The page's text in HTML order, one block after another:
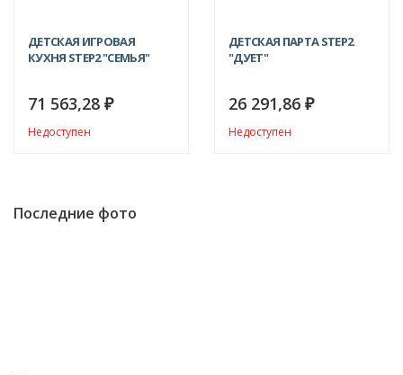
ДЕТСКАЯ ИГРОВАЯ
КУХНЯ STEP2 "СЕМЬЯ"
71 563,28 ₽
Недоступен
ДЕТСКАЯ ПАРТА STEP2
"ДУЕТ"
26 291,86 ₽
Недоступен
Последние фото